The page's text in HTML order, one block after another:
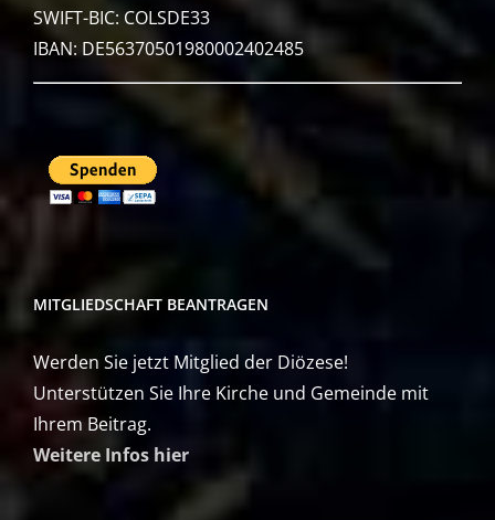
SWIFT-BIC: COLSDE33
IBAN: DE56370501980002402485
MITGLIEDSCHAFT BEANTRAGEN
Werden Sie jetzt Mitglied der Diözese!
Unterstützen Sie Ihre Kirche und Gemeinde mit
Ihrem Beitrag.
Weitere Infos hier